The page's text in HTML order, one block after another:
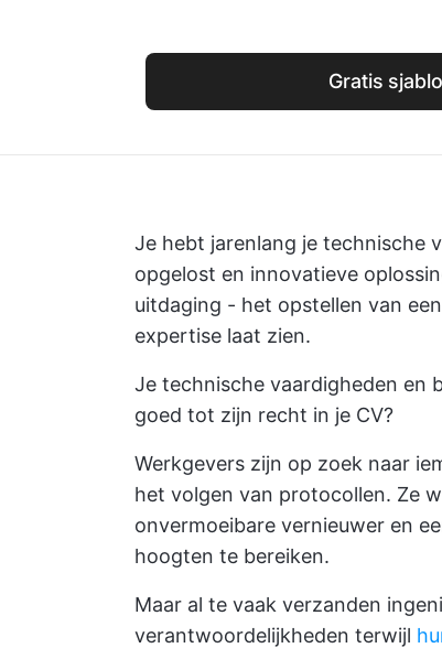
Gratis
Je hebt jarenlang je technische
opgelost en innovatieve
uitdaging - het opstellen van
expertise laat zien.
Je technische vaardigheden en
goed tot zijn recht in je CV?
Werkgevers zijn op zoek naar
het volgen van protocollen. Ze
onvermoeibare vernieuwer en
hoogten te bereiken.
Maar al te vaak verzanden
verantwoordelijkheden terwijl